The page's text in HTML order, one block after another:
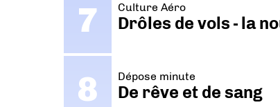
Culture Aéro
Drôles de vols - la
Dépose minute
De rêve et de sang